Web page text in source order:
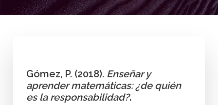
Gómez, P. (2018). Enseñar y
aprender matemáticas: ¿de quién
es la responsabilidad?.